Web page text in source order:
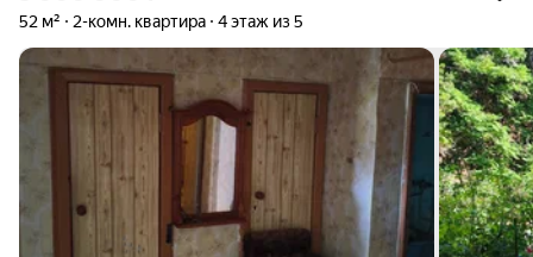
52 м² 2-комн. квартира 4 этаж из 5